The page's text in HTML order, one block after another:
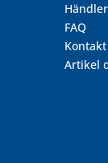
FAQ
Kontakt
Artikel